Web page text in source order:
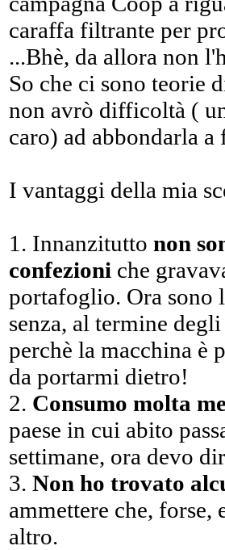
caraffa filtrante per
...Bhè, da allora non
So che ci sono teorie
non avrò difficoltà (
caro) ad abbondarla
I vantaggi della mia
1. Innanzitutto non
confezioni che
portafoglio. Ora sono
senza, al termine
perchè la macchina è
da portarmi dietro!
2. Consumo molta
paese in cui abito
settimane, ora devo
3. Non ho trovato
ammettere che, forse,
altro.